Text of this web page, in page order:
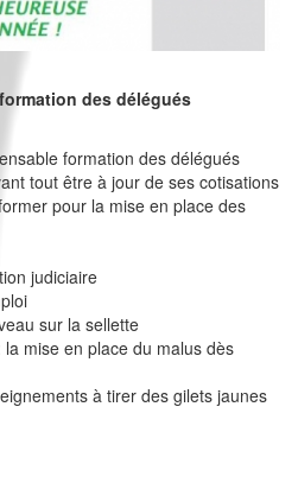
des délégués
formation des délégués
tout être à jour de ses cotisations
pour la mise en place des
judiciaire
sur la sellette
mise en place du malus dès
à tirer des gilets jaunes